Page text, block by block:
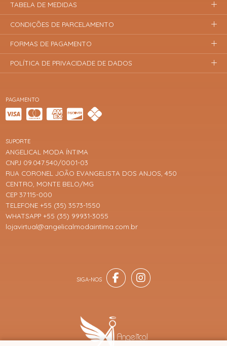
PAGAMENTO
SUPORTE
ANGELICAL MODA ÍNTIMA
CNPJ 09.047.540/0001-03
RUA CORONEL JOÃO EVANGELISTA DOS ANJOS, 450
CENTRO, MONTE BELO/MG
CEP 37115-000
TELEFONE +55 (35) 3573-1550
WHATSAPP +55 (35) 99931-3055
lojavirtual@angelicalmodaintima.com.br
TABELA DE MEDIDAS
CONDIÇÕES DE PARCELAMENTO
FORMAS DE PAGAMENTO
POLÍTICA DE PRIVACIDADE DE DADOS